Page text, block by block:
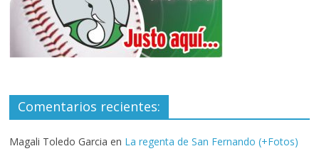
Comentarios recientes:
Magali Toledo Garcia en La regenta de San Fernando (+Fotos)